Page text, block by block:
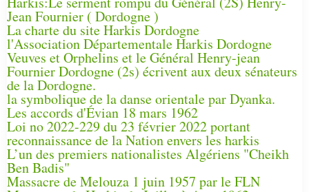
Jean Fournier ( Dordogne )
La charte du site Harkis Dordogne
l'Association Départementale Harkis Dordogne
Veuves et Orphelins et le Général Henry-jean
Fournier Dordogne (2s) écrivent aux deux sénateurs
de la Dordogne.
la symbolique de la danse orientale par Dyanka.
Les accords d'Évian 18 mars 1962
Loi no 2022-229 du 23 février 2022 portant
reconnaissance de la Nation envers les harkis
L’un des premiers nationalistes Algériens "Cheikh
Ben Badis"
Massacre de Melouza 1 juin 1957 par le FLN